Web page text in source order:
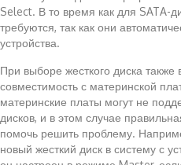
Select. В то время как для SATA-
требуются, так как они
устройства.
При выборе жесткого диска также
совместимость с материнской
материнские платы могут не
дисков, и в этом случае
помочь решить проблему.
новый жесткий диск в систему с